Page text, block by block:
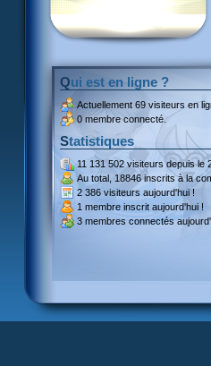
Qui est en ligne ?
Actuellement 69 visiteurs en
0 membre connecté.
Statistiques
11 131 502 visiteursdepuis le
Au total, 18846 inscritsà la
2 386 visiteurs aujourd'hui !
1 membre inscrit aujourd'hui !
3 membres connectés